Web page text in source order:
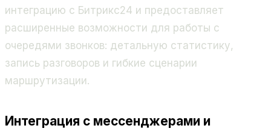
интеграцию с Битрикс24 и предоставляет
расширенные возможности для работы с
очередями звонков: детальную статистику,
запись разговоров и гибкие сценарии
маршрутизации.
Интеграция с мессенджерами и